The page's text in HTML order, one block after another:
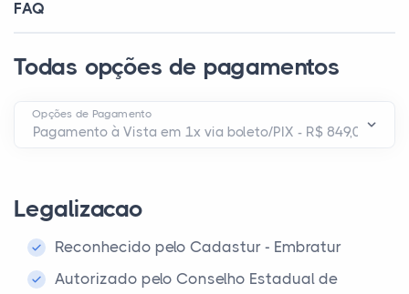
FAQ
Todas opções de pagamentos
Opções de Pagamento
Legalizacao
Reconhecido pelo Cadastur - Embratur
Autorizado pelo Conselho Estadual de